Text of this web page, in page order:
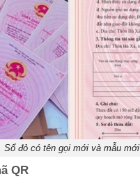
Sổ đỏ có tên gọi mới và mẫu mới
QR